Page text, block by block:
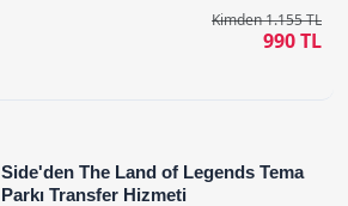
Kimden 1.155 TL
990 TL
Side'den The Land of Legends Tema
Parkı Transfer Hizmeti